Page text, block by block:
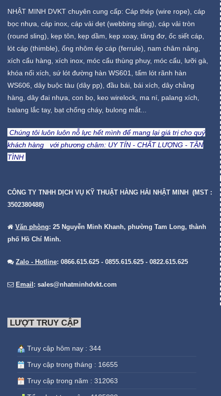
NHẬT MINH DVKT chuyên cung cấp: Cáp thép (wire rope), cáp
bọc nhựa, cáp inox, cáp vải dẹt (webbing sling), cáp vải tròn
(round sling), kẹp tôn, kẹp dầm, kẹp xoay, tăng đơ, ốc siết cáp,
lót cáp (thimble), ống nhôm ép cáp (ferrule), nam châm nâng,
xích cẩu hàng, xích inox, móc cẩu thùng phuy, móc cẩu, lưỡi gà,
khóa nối xích, sứ lót đường hàn WS601, tấm lót rãnh hàn
WS606, dây buộc tàu (dây pp), đầu bái, bái xích, dây chằng
hàng, dây đai nhựa, con bọ, keo wirelock, ma ní, palang xích,
balang lắc tay, bạt chống cháy, bulong mắt...
Chúng tôi luôn luôn nỗ lực hết mình để mang lại giá trị cho quý
khách hàng với phương châm: UY TÍN - CHẤT LƯỢNG - TẬN
TÌNH
CÔNG TY TNHH DỊCH VỤ KỸ THUẬT HÀNG HẢI NHẬT MINH (MST :
3502380488)
Văn phòng: 25 Nguyễn Minh Khanh, phường Tam Long, thành
phố Hồ Chí Minh.
Zalo - Hotline: 0866.615.625 - 0855.615.625 - 0822.615.625
Email : sales@nhatminhdvkt.com
LƯỢT TRUY CẬP
Truy cập hôm nay : 344
Truy cập trong tháng : 16655
Truy cập trong năm : 312063